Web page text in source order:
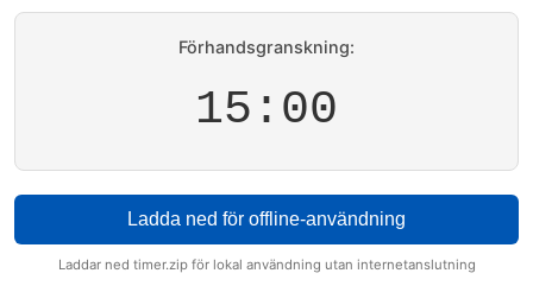
Förhandsgranskning:
15:00
Ladda ned för offline-användning
Laddar ned timer.zip för lokal användning utan internetanslutning